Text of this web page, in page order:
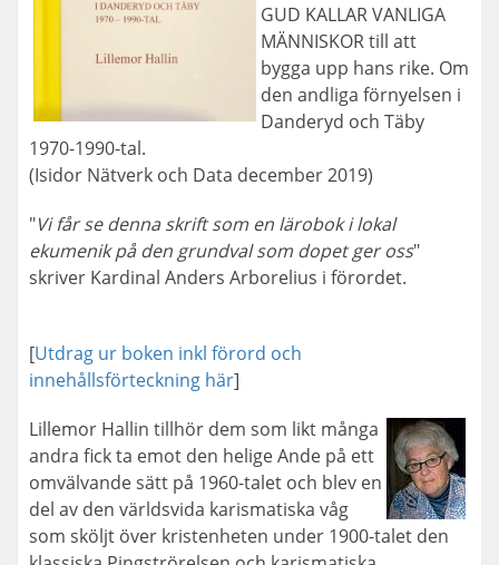
GUD KALLAR VANLIGA
MÄNNISKOR till att
bygga upp hans rike. Om
den andliga förnyelsen i
Danderyd och Täby
1970-1990-tal.
(Isidor Nätverk och Data december 2019)
"Vi får se denna skrift som en lärobok i lokal
ekumenik på den grundval som dopet ger oss"
skriver Kardinal Anders Arborelius i förordet.
[Utdrag ur boken inkl förord och
innehållsförteckning här]
Lillemor Hallin tillhör dem som likt många
andra fick ta emot den helige Ande på ett
omvälvande sätt på 1960-talet och blev en
del av den världsvida karismatiska våg
som sköljt över kristenheten under 1900-talet den